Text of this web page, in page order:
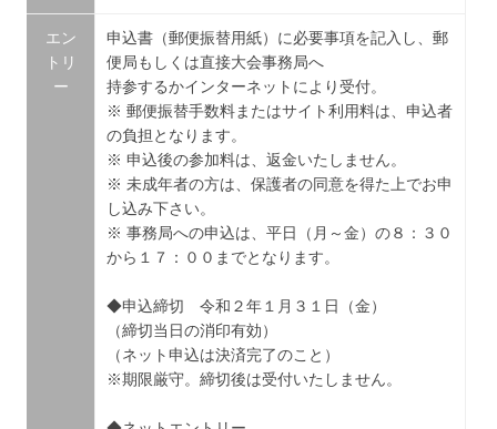
エン
トリ
ー
申込書（郵便振替用紙）に必要事項を記入し、郵
便局もしくは直接大会事務局へ
持参するかインターネットにより受付。
※ 郵便振替手数料またはサイト利用料は、申込者
の負担となります。
※ 申込後の参加料は、返金いたしません。
※ 未成年者の方は、保護者の同意を得た上でお申
し込み下さい。
※ 事務局への申込は、平日（月～金）の８：３０
から１７：００までとなります。
◆申込締切 令和２年１月３１日（金）
（締切当日の消印有効）
（ネット申込は決済完了のこと）
※期限厳守。締切後は受付いたしません。